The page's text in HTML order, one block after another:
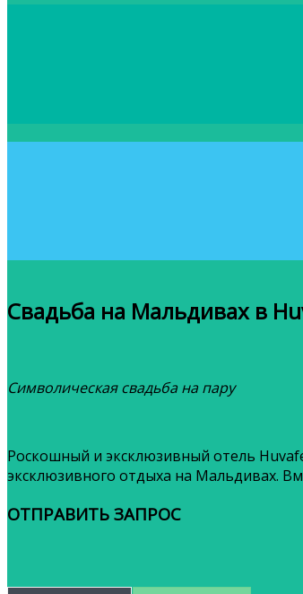
Свадьба на Мальдивах в
Символическая свадьба на пару
Роскошный и эксклюзивный отель
эксклюзивного отдыха на Мальдивах.
ОТПРАВИТЬ ЗАПРОС